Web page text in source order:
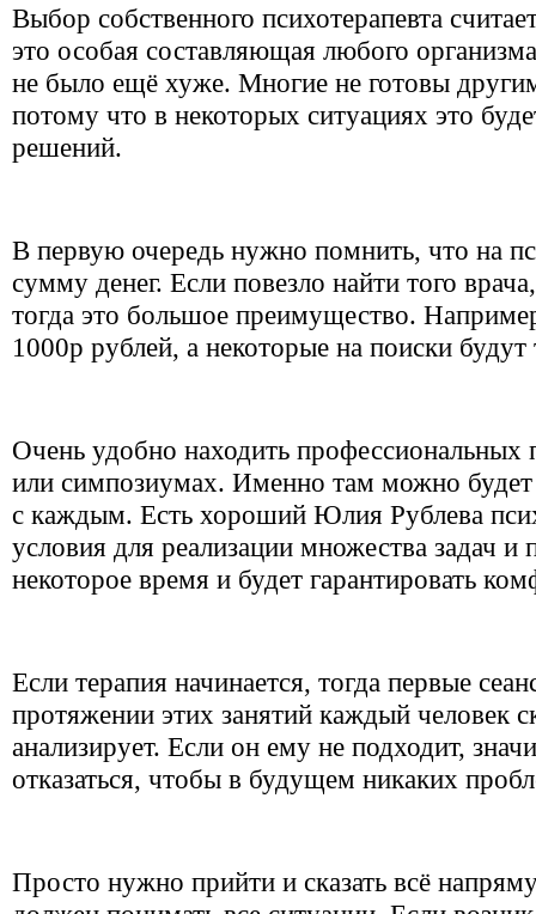
Выбор собственного психотерапевта
это особая составляющая любого
не было ещё хуже. Многие не готовы
потому что в некоторых ситуациях это
решений.
В первую очередь нужно помнить, что на
сумму денег. Если повезло найти того
тогда это большое преимущество.
1000р рублей, а некоторые на поиски
Очень удобно находить профессиональных
или симпозиумах. Именно там можно
с каждым. Есть хороший Юлия Рублева
условия для реализации множества задач
некоторое время и будет гарантировать
Если терапия начинается, тогда первые
протяжении этих занятий каждый человек
анализирует. Если он ему не подходит,
отказаться, чтобы в будущем никаких
Просто нужно прийти и сказать всё